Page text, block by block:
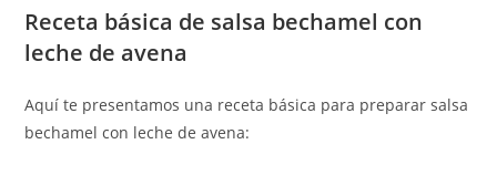
Receta básica de salsa bechamel con
leche de avena
Aquí te presentamos una receta básica para preparar salsa
bechamel con leche de avena: